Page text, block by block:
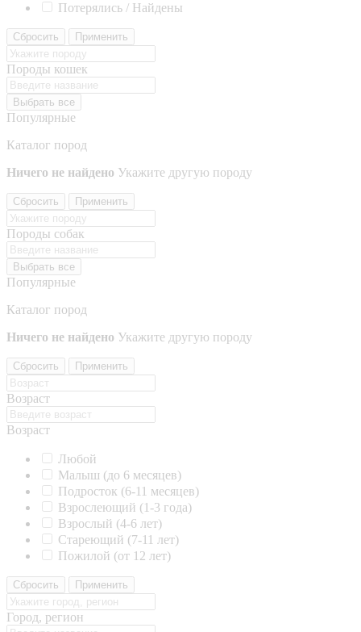
Потерялись / Найдены
Сбросить Применить
Породы кошек
Выбрать все
Популярные
Каталог пород
Ничего не найдено Укажите другую породу
Сбросить Применить
Породы собак
Выбрать все
Популярные
Каталог пород
Ничего не найдено Укажите другую породу
Сбросить Применить
Возраст
Возраст
Любой
Малыш (до 6 месяцев)
Подросток (6-11 месяцев)
Взрослеющий (1-3 года)
Взрослый (4-6 лет)
Стареющий (7-11 лет)
Пожилой (от 12 лет)
Сбросить Применить
Город, регион